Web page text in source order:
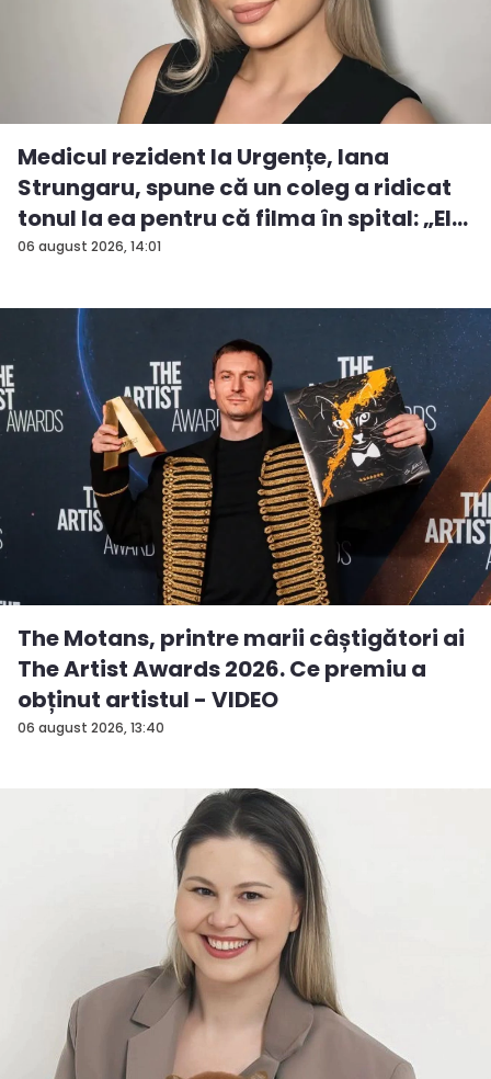
06 august 2026, 14:01
Medicul rezident la Urgențe, Iana
Strungaru, spune că un coleg a ridicat
tonul la ea pentru că filma în spital: „El
a...
06 august 2026, 13:40
The Motans, printre marii câștigători ai
The Artist Awards 2026. Ce premiu a
obținut artistul - VIDEO